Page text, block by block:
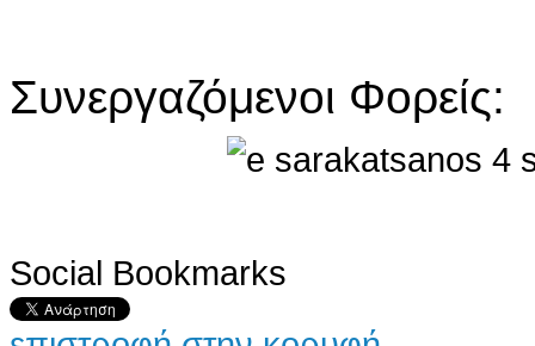
Συνεργαζόμενοι Φορείς:
Social Bookmarks